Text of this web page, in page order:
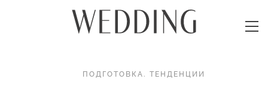
ПОДГОТОВКА. ТЕНДЕНЦИИ